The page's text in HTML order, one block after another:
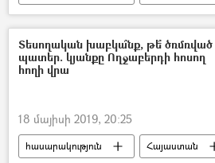
Տեսողական խաբկա՞նք, թե՞ ծռմռված
պատեր. կյանքը Ողջաբերդի հոսող
հողի վրա
18 մայիսի 2019, 20:25
հասարակություն Հայաստան